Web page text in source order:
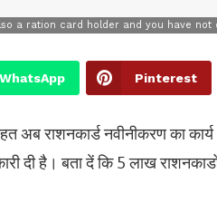
a ration card holder and you have
WhatsApp Pinterest
अब राशनकार्ड नवीनीकरण का
दी है। बता दें कि 5 लाख